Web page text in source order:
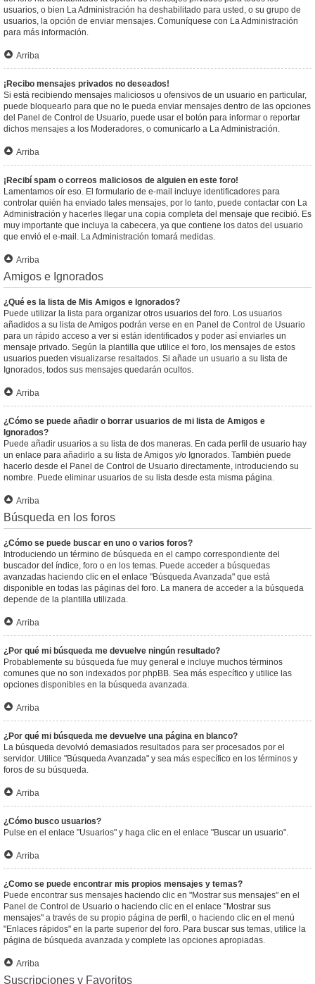
usuarios, o bien La Administración ha deshabilitado para usted, o su grupo de
usuarios, la opción de enviar mensajes. Comuníquese con La Administración
para más información.
Arriba
¡Recibo mensajes privados no deseados!
Si está recibiendo mensajes maliciosos u ofensivos de un usuario en particular,
puede bloquearlo para que no le pueda enviar mensajes dentro de las opciones
del Panel de Control de Usuario, puede usar el botón para informar o reportar
dichos mensajes a los Moderadores, o comunicarlo a La Administración.
Arriba
¡Recibí spam o correos maliciosos de alguien en este foro!
Lamentamos oír eso. El formulario de e-mail incluye identificadores para
controlar quién ha enviado tales mensajes, por lo tanto, puede contactar con La
Administración y hacerles llegar una copia completa del mensaje que recibió. Es
muy importante que incluya la cabecera, ya que contiene los datos del usuario
que envió el e-mail. La Administración tomará medidas.
Arriba
Amigos e Ignorados
¿Qué es la lista de Mis Amigos e Ignorados?
Puede utilizar la lista para organizar otros usuarios del foro. Los usuarios
añadidos a su lista de Amigos podrán verse en en Panel de Control de Usuario
para un rápido acceso a ver si están identificados y poder así enviarles un
mensaje privado. Según la plantilla que utilice el foro, los mensajes de estos
usuarios pueden visualizarse resaltados. Si añade un usuario a su lista de
Ignorados, todos sus mensajes quedarán ocultos.
Arriba
¿Cómo se puede añadir o borrar usuarios de mi lista de Amigos e
Ignorados?
Puede añadir usuarios a su lista de dos maneras. En cada perfil de usuario hay
un enlace para añadirlo a su lista de Amigos y/o Ignorados. También puede
hacerlo desde el Panel de Control de Usuario directamente, introduciendo su
nombre. Puede eliminar usuarios de su lista desde esta misma página.
Arriba
Búsqueda en los foros
¿Cómo se puede buscar en uno o varios foros?
Introduciendo un término de búsqueda en el campo correspondiente del
buscador del índice, foro o en los temas. Puede acceder a búsquedas
avanzadas haciendo clic en el enlace "Búsqueda Avanzada" que está
disponible en todas las páginas del foro. La manera de acceder a la búsqueda
depende de la plantilla utilizada.
Arriba
¿Por qué mi búsqueda me devuelve ningún resultado?
Probablemente su búsqueda fue muy general e incluye muchos términos
comunes que no son indexados por phpBB. Sea más específico y utilice las
opciones disponibles en la búsqueda avanzada.
Arriba
¿Por qué mi búsqueda me devuelve una página en blanco?
La búsqueda devolvió demasiados resultados para ser procesados por el
servidor. Utilice "Búsqueda Avanzada" y sea más específico en los términos y
foros de su búsqueda.
Arriba
¿Cómo busco usuarios?
Pulse en el enlace "Usuarios" y haga clic en el enlace "Buscar un usuario".
Arriba
¿Como se puede encontrar mis propios mensajes y temas?
Puede encontrar sus mensajes haciendo clic en "Mostrar sus mensajes" en el
Panel de Control de Usuario o haciendo clic en el enlace "Mostrar sus
mensajes" a través de su propio página de perfil, o haciendo clic en el menú
"Enlaces rápidos" en la parte superior del foro. Para buscar sus temas, utilice la
página de búsqueda avanzada y complete las opciones apropiadas.
Arriba
Suscripciones y Favoritos